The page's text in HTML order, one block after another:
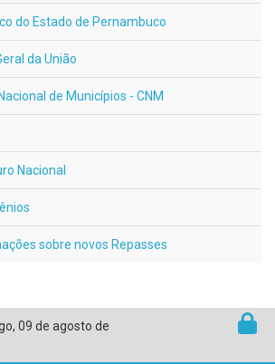
do Estado de Pernambuco
da União
de Municípios - CNM
Nacional
sobre novos Repasses
, 09 de agosto de